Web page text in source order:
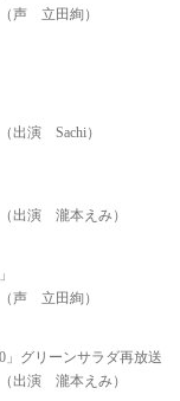
声 立田絢）
演 Sachi）
演 瀧本えみ）
声 立田絢）
グリーンサラダ再放送
演 瀧本えみ）